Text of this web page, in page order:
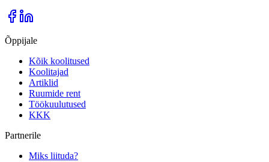
Õppijale
Kõik koolitused
Koolitajad
Artiklid
Ruumide rent
Töökuulutused
KKK
Partnerile
Miks liituda?